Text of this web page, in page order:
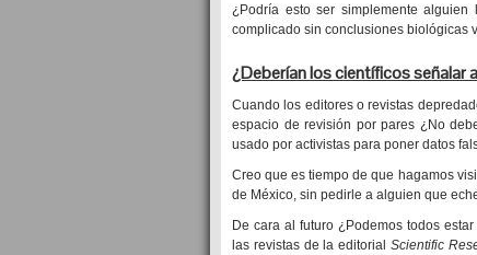
¿Podría esto ser simplemente
complicado sin conclusiones biológicas
¿Deberían los científicos señalar
Cuando los editores o revistas
espacio de revisión por pares ¿No
usado por activistas para poner datos
Creo que es tiempo de que hagamos
de México, sin pedirle a alguien que
De cara al futuro ¿Podemos todos
las revistas de la editorial Scientific